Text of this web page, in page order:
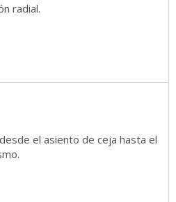
radial.
el asiento de ceja hasta el